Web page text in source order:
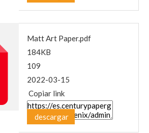
Matt Art Paper.pdf
184KB
109
2022-03-15
Copiar link
descargar